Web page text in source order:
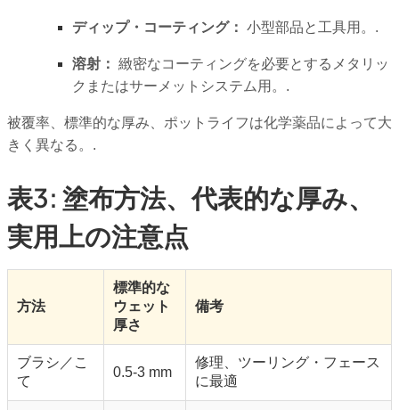
ディップ・コーティング： 小型部品と工具用。.
溶射： 緻密なコーティングを必要とするメタリッ
クまたはサーメットシステム用。.
被覆率、標準的な厚み、ポットライフは化学薬品によって大
きく異なる。.
表3: 塗布方法、代表的な厚み、
実用上の注意点
方法
標準的な
ウェット
厚さ
備考
ブラシ／こ
て
0.5-3 mm
修理、ツーリング・フェース
に最適